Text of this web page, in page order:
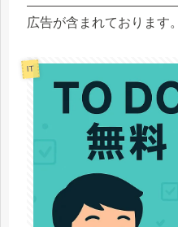
広告が含まれております。
IT